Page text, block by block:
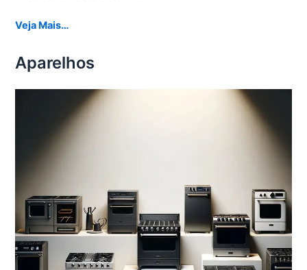
Veja Mais…
Aparelhos